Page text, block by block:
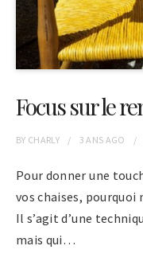
Focus sur le
BY CHARLY 3 ANS AGO
Pour donner une
vos chaises,
Il s’agit d’une
mais qui…